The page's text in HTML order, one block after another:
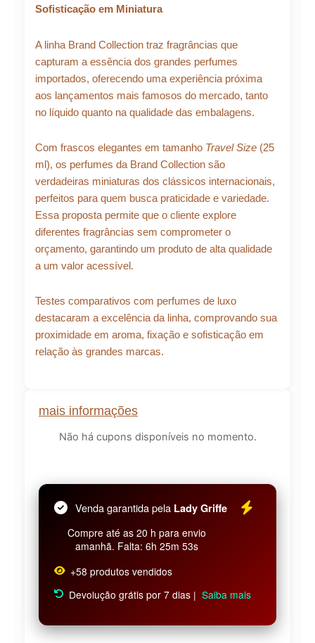
mais informações
Não há cupons disponíveis no momento.
Venda garantida pela Lady Griffe
Compre até as 20 h para envio
amanhã. Falta: 6h 25m 52s
+58 produtos vendidos
Devolução grátis por 7 dias | Saiba mais
181/817
Sofisticação em Miniatura
A linha Brand Collection traz fragrâncias que
capturam a essência dos grandes perfumes
importados, oferecendo uma experiência próxima
aos lançamentos mais famosos do mercado, tanto
no líquido quanto na qualidade das embalagens.
Com frascos elegantes em tamanho Travel Size (25
ml), os perfumes da Brand Collection são
verdadeiras miniaturas dos clássicos internacionais,
perfeitos para quem busca praticidade e variedade.
Essa proposta permite que o cliente explore
diferentes fragrâncias sem comprometer o
orçamento, garantindo um produto de alta qualidade
a um valor acessível.
Testes comparativos com perfumes de luxo
destacaram a excelência da linha, comprovando sua
proximidade em aroma, fixação e sofisticação em
relação às grandes marcas.